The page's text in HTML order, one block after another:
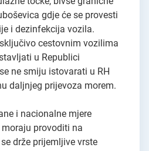
gdje će se provesti
i dezinfekcija vozila.
cestovnim vozilima
u Republici
ne smiju istovarati u RH
daljnjeg prijevoza morem.
i nacionalne mjere
provoditi na
drže prijemljive vrste